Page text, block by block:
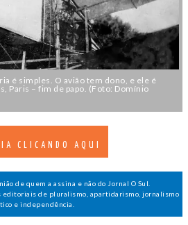
é simples. O avião tem dono, e ele é
Paris – fim de papo. (Foto: Domínio
CLICANDO AQUI
de quem a assina e não do Jornal O Sul.
editoriais de pluralismo, apartidarismo, jornalismo
e independência.